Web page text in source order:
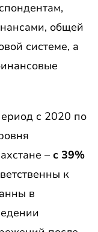
общей
системе, а
с 2020 по
– с 39%
к
в